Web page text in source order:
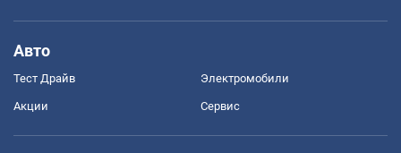
Авто
Тест Драйв Электромобили
Акции Сервис